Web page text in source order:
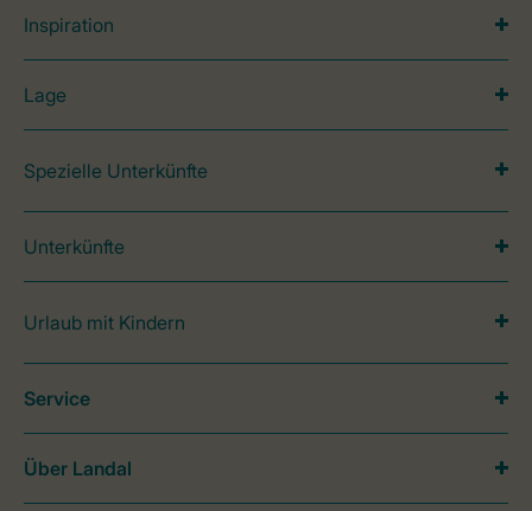
Inspiration
Lage
Spezielle Unterkünfte
Unterkünfte
Urlaub mit Kindern
Service
Über Landal